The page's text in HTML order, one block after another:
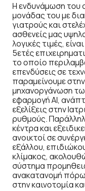
Η ενδυνάμωση του
μονάδας του με
γιατρούς και
ασθενείς μας
λογικές τιμές,
5ετές
το οποίο
επενδύσεις σε
παραμείνουμε
μηχανοργάνωση
εφαρμογή ΑΙ,
εξελίξεις στην
ρυθμούς.
κέντρα και
ανοικτοί σε
εξάλλου,
κλίμακος,
σύστημα
ανακατανομή
στην καινοτομία